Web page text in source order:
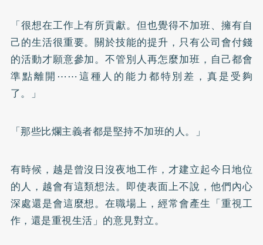
「很想在工作上有所貢獻。但也覺得不加班、擁有自
己的生活很重要。關於技能的提升，只有公司會付錢
的活動才願意參加。不管別人再怎麼加班，自己都會
準點離開⋯⋯這種人的能力都特別差，真是受夠
了。」
「那些比爛主義者都是堅持不加班的人。」
有時候，越是曾沒日沒夜地工作，才建立起今日地位
的人，越會有這類想法。即使表面上不說，他們內心
深處還是會這麼想。在職場上，經常會產生「重視工
作，還是重視生活」的意見對立。